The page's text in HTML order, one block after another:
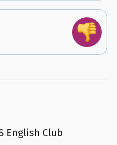
English Club